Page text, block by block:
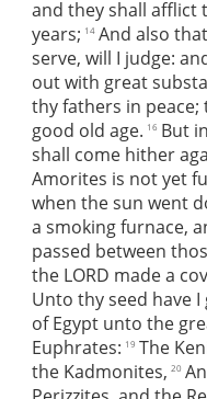
and they shall afflict
years; 14 And also
serve, will I judge:
out with great
thy fathers in
good old age. 16 But
shall come hither
Amorites is not yet
when the sun went
a smoking furnace,
passed between
the LORD made a
Unto thy seed have
of Egypt unto the
Euphrates: 19 The
the Kadmonites, 20